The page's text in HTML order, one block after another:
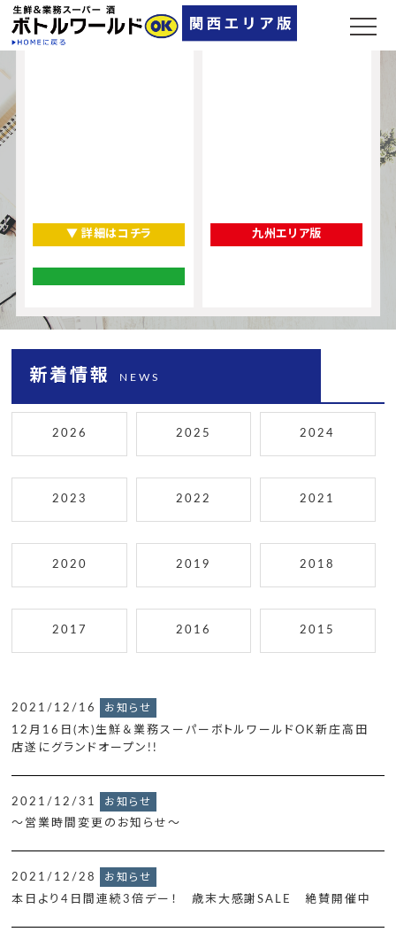
▼ 詳細はコチラ 九州エリア版
新着情報 NEWS
2026 2025 2024
2023 2022 2021
2020 2019 2018
2017 2016 2015
2021/12/16 お知らせ
12月16日(木)生鮮＆業務スーパーボトルワールドOK新庄高田
店遂にグランドオープン!!
2021/12/31 お知らせ
～営業時間変更のお知らせ～
2021/12/28 お知らせ
本日より4日間連続3倍デー！ 歳末大感謝SALE 絶賛開催中